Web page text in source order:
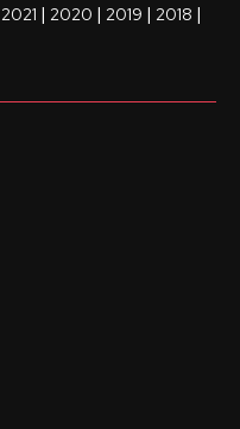
2021 | 2020 | 2019 | 2018 |